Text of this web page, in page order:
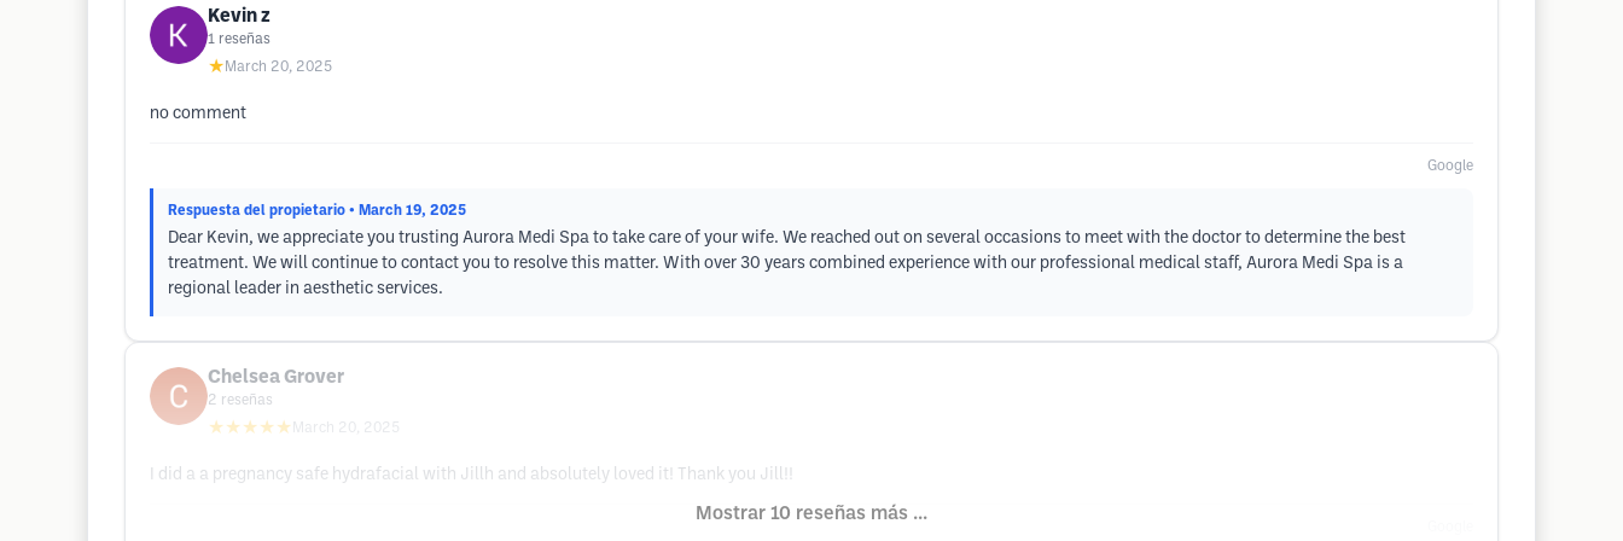
Kevin z
1 reseñas
★ March 20, 2025
no comment
Google
Respuesta del propietario • March 19, 2025
Dear Kevin, we appreciate you trusting Aurora Medi Spa to take care of your wife. We reached out on several occasions to meet with the doctor to determine the best
treatment. We will continue to contact you to resolve this matter. With over 30 years combined experience with our professional medical staff, Aurora Medi Spa is a
regional leader in aesthetic services.
Chelsea Grover
2 reseñas
★★★★★ March 20, 2025
I did a a pregnancy safe hydrafacial with Jillh and absolutely loved it! Thank you Jill!!
Mostrar 10 reseñas más ...